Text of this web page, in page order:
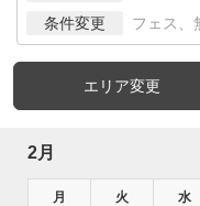
条件変更 フェス、
エリア変更
2月
月 火 水